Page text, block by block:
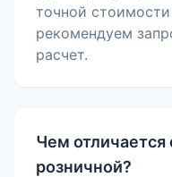
точной
рекомендуем
расчет.
Чем отличается
розничной?